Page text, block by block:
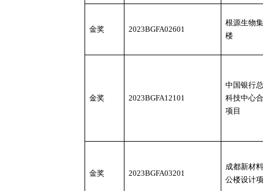
金奖 2023BGFA02601
根源生物
楼
金奖 2023BGFA12101
中国银行
科技中心
项目
金奖 2023BGFA03201
成都新材
公楼设计